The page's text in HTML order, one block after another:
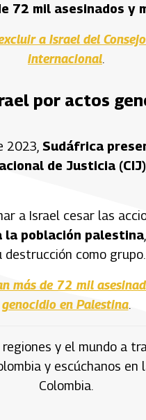
72 mil asesinados
a Israel del
internacional.
por actos
2023, Sudáfrica
de Justicia (CIJ)
a Israel cesar las
la población palestina
destrucción como grupo.
más de 72 mil
genocidio en Palestina.
y el mundo a
y escúchanos
Colombia.